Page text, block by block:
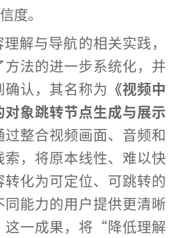
度。
解与导航的相关实践，
法的进一步系统化，并
认，其名称为 《视频中
象跳转节点生成与展示
过整合视频画面、音频和
，将原本线性、难以快
化为可定位、可跳转的
能力的用户提供更清晰
这一成果，将“降低理解